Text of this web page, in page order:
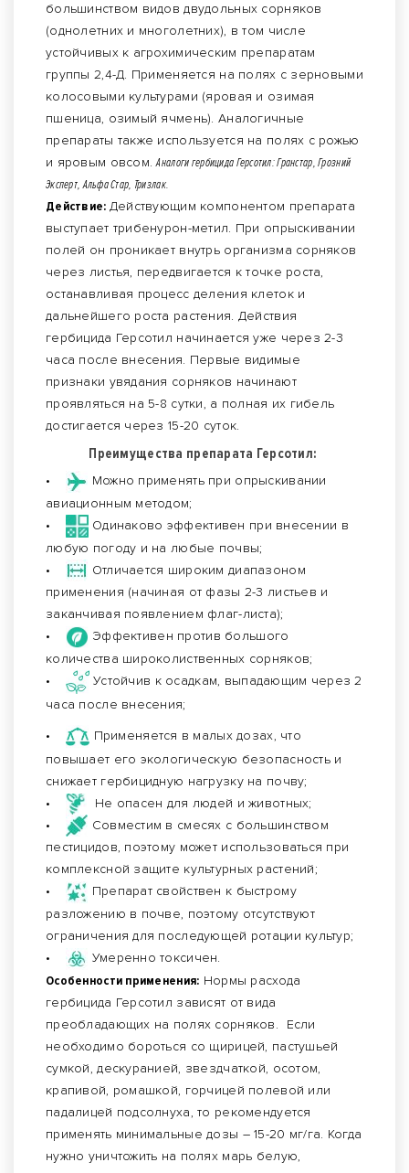
большинством видов двудольных сорняков
(однолетних и многолетних), в том числе
устойчивых к агрохимическим препаратам
группы 2,4-Д. Применяется на полях с зерновыми
колосовыми культурами (яровая и озимая
пшеница, озимый ячмень). Аналогичные
препараты также используется на полях с рожью
и яровым овсом.Аналоги гербицида Герсотил: Гранстар, Грозний
Эксперт, Альфа Стар, Тризлак.
Действие: Действующим компонентом препарата
выступает трибенурон-метил. При опрыскивании
полей он проникает внутрь организма сорняков
через листья, передвигается к точке роста,
останавливая процесс деления клеток и
дальнейшего роста растения. Действия
гербицида Герсотил начинается уже через 2-3
часа после внесения. Первые видимые
признаки увядания сорняков начинают
проявляться на 5-8 сутки, а полная их гибель
достигается через 15-20 суток.
Преимущества препарата Герсотил:
•
Можно применять при опрыскивании
авиационным методом;
•
Одинаково эффективен при внесении в
любую погоду и на любые почвы;
•
Отличается широким диапазоном
применения (начиная от фазы 2-3 листьев и
заканчивая появлением флаг-листа);
•
Эффективен против большого
количества широколиственных сорняков;
•
Устойчив к осадкам, выпадающим через 2
часа после внесения;
•
Применяется в малых дозах, что
повышает его экологическую безопасность и
снижает гербицидную нагрузку на почву;
•
Не опасен для людей и животных;
•
Совместим в смесях с большинством
пестицидов, поэтому может использоваться при
комплексной защите культурных растений;
•
Препарат свойствен к быстрому
разложению в почве, поэтому отсутствуют
ограничения для последующей ротации культур;
•
Умеренно токсичен.
Особенности применения: Нормы расхода
гербицида Герсотил зависят от вида
преобладающих на полях сорняков. Если
необходимо бороться со щирицей, пастушьей
сумкой, дескуранией, звездчаткой, осотом,
крапивой, ромашкой, горчицей полевой или
падалицей подсолнуха, то рекомендуется
применять минимальные дозы – 15-20 мг/га. Когда
нужно уничтожить на полях марь белую,